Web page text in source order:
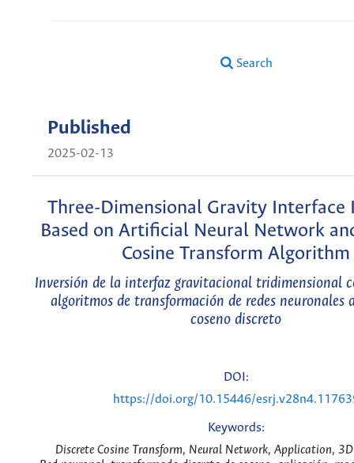
Search
Published
2025-02-13
Three-Dimensional Gravity Interface
Based on Artificial Neural Network
Cosine Transform Algorithm
Inversión de la interfaz gravitacional tridimensional
algoritmos de transformación de redes neuronales
coseno discreto
DOI:
https://doi.org/10.15446/
Keywords:
Discrete Cosine Transform, Neural Network, Application,